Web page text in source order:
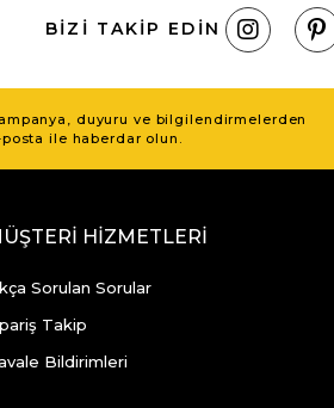
BIZI TAKIP EDIN
duyuru ve bilgilendirmelerden
posta ile haberdar olun.
HİZMETLERİ
Sorulan Sorular
Takip
Bildirimleri